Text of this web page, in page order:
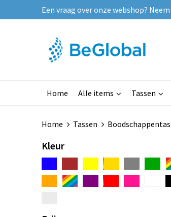
Een vraag over onze webshop?
Home Alle items Tassen
Home Tassen
Kleur